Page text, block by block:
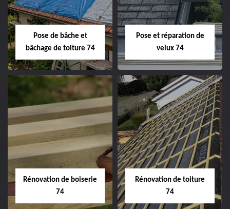
Pose de bâche et
bâchage de toiture 74
Pose et réparation de
velux 74
Rénovation de boiserie
74
Rénovation de toiture
74